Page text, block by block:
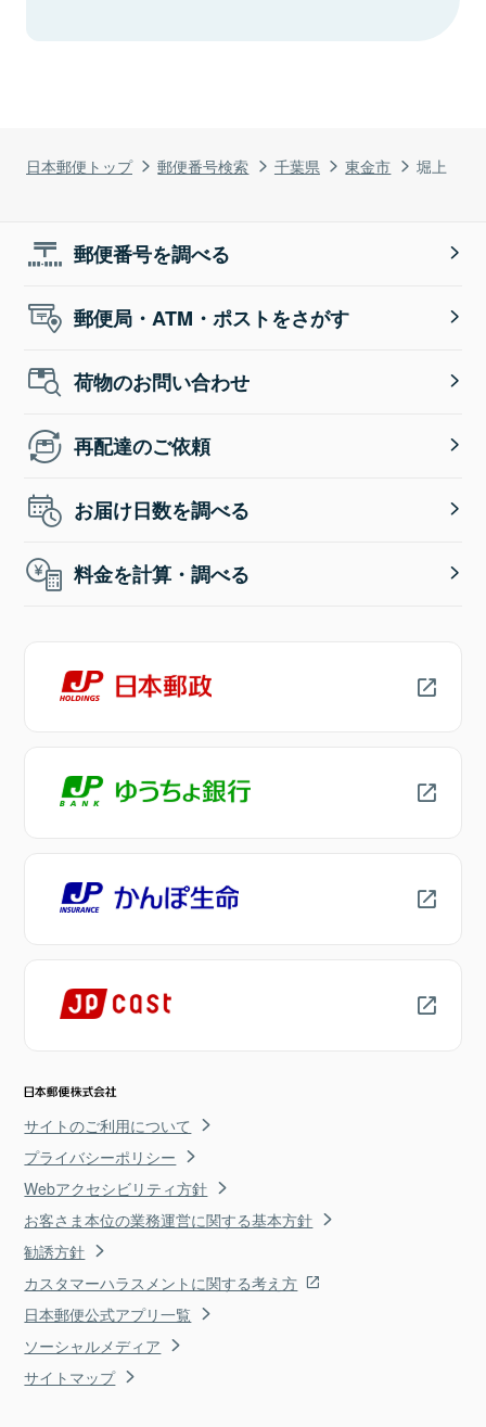
日本郵便トップ 郵便番号検索 千葉県 東金市 堀上
郵便番号を調べる
郵便局・ATM・ポストをさがす
荷物のお問い合わせ
再配達のご依頼
お届け日数を調べる
料金を計算・調べる
サイトのご利用について
プライバシーポリシー
Webアクセシビリティ方針
お客さま本位の業務運営に関する基本方針
勧誘方針
カスタマーハラスメントに関する考え方
日本郵便公式アプリ一覧
ソーシャルメディア
サイトマップ